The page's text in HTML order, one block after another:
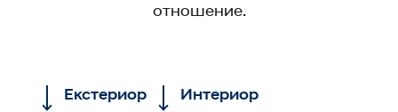
отношение.
Екстериор Интериор